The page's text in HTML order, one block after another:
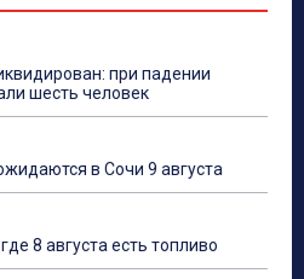
при падении
шесть человек
в Сочи 9 августа
8 августа есть топливо